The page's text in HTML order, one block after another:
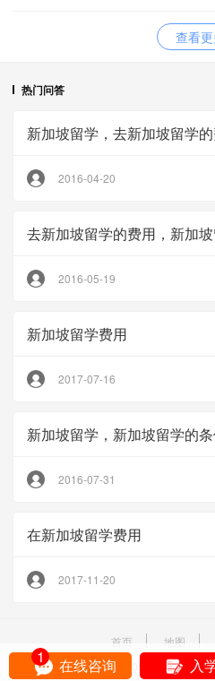
查看
热门问答
2016-04-20
去新加坡留学的费用，新加
2016-05-19
新加坡留学费用
2017-07-16
新加坡留学，新加坡留学的
2016-07-31
在新加坡留学费用
2017-11-20
首页 地图
Copyright © 2005- 2026
在线咨询
1 入